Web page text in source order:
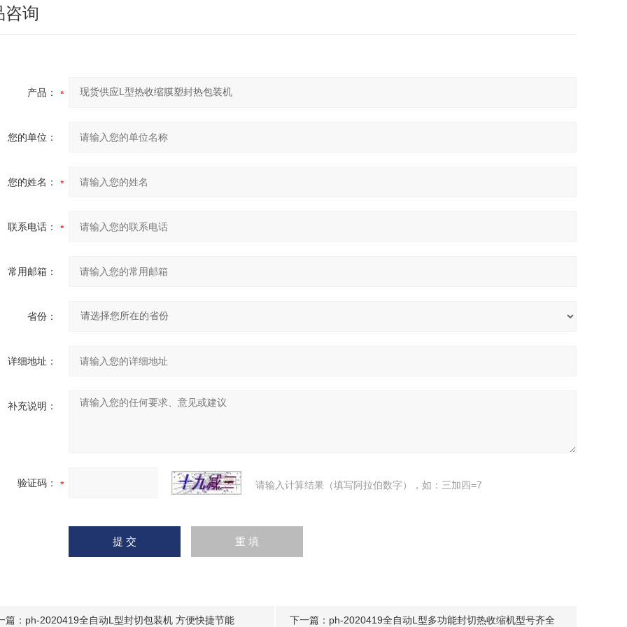
咨询
产品：
您的单位：
您的姓名：
联系电话：
常用邮箱：
省份：
详细地址：
补充说明：
验证码： 请输入计算结果（填写阿拉伯数字），如：三加四=7
篇： ph-2020419全自动L型封切包装机 方便快捷节能 下一篇： ph-2020419全自动L型多功能封切热收缩机型号齐全